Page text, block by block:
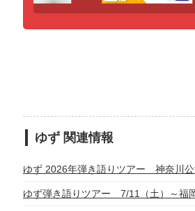
ゆず 関連情報
ゆず 2026年弾き語りツアー 神奈川
ゆず弾き語りツアー 7/11（土）～福